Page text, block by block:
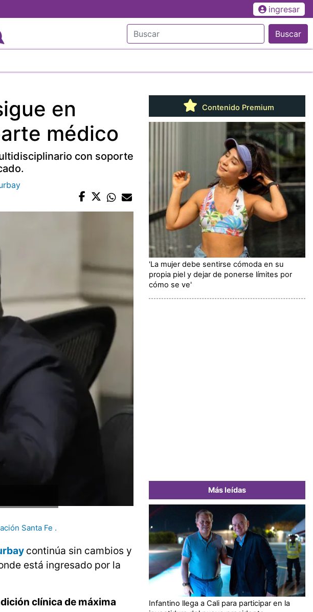
ingresar
Buscar
en
médico
con soporte
Santa Fe .
continúa sin cambios y
está ingresado por la
clínica de máxima
Contenido Premium
'La mujer debe sentirse cómoda en su
propia piel y dejar de ponerse límites por
cómo se ve'
Más leídas
Infantino llega a Cali para participar en la